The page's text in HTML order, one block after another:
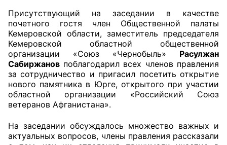
оказания услуг
О Палате
Структура Палаты
Комиссии
Экспертный совет ОП КО
Совет ОП КО
Присутствующий на заседании в качестве
почетного гостя член Общественной палаты
Кемеровской области, заместитель председателя
Кемеровской областной общественной
организации «Союз «Чернобыль» Расулжан
Сабиржанов поблагодарил всех членов правления
за сотрудничество и пригасил посетить открытие
нового памятника в Юрге, открытого при участии
областной организации «Российский Союз
ветеранов Афганистана».
На заседании обсуждалось множество важных и
актуальных вопросов, члены правления рассказали